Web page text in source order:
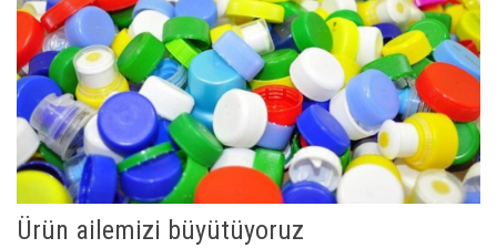
Ürün ailemizi büyütüyoruz